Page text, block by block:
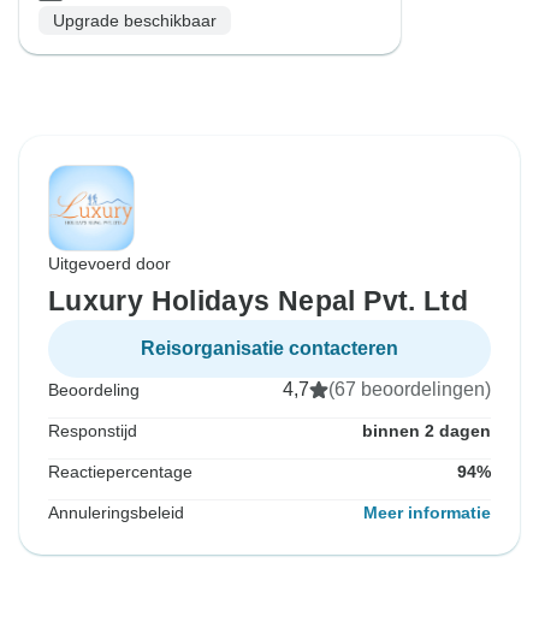
Upgrade beschikbaar
Uitgevoerd door
Luxury Holidays Nepal Pvt. Ltd
Reisorganisatie contacteren
Beoordeling 4,7 (67 beoordelingen)
Responstijd binnen 2 dagen
Reactiepercentage 94%
Annuleringsbeleid Meer informatie